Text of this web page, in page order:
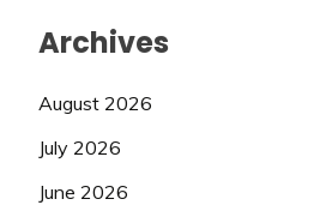
Archives
August 2026
July 2026
June 2026